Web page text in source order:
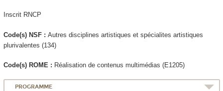
Inscrit RNCP
Code(s) NSF : Autres disciplines artistiques et spécialites artistiques
plurivalentes (134)
Code(s) ROME : Réalisation de contenus multimédias (E1205)
PROGRAMME